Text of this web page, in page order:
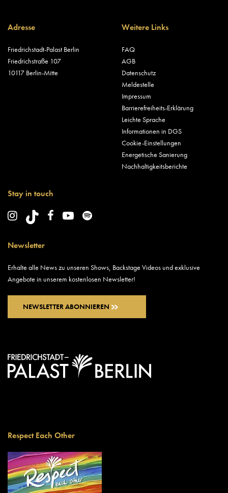
Adresse
Friedrichstadt-Palast Berlin
Friedrichstraße 107
10117 Berlin-Mitte
Weitere Links
FAQ
AGB
Datenschutz
Meldestelle
Impressum
Barrierefreiheits-Erklärung
Leichte Sprache
Informationen in DGS
Cookie-Einstellungen
Energetische Sanierung
Nachhaltigkeitsberichte
Stay in touch
Newsletter
Erhalte alle News zu unseren Shows, Backstage Videos und exklusive
Angebote in unserem kostenlosen Newsletter!
NEWSLETTER ABONNIEREN
Respect Each Other